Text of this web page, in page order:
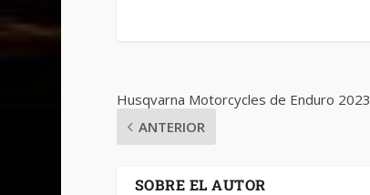
Husqvarna Motorcycles de Enduro 2023
ANTERIOR
SOBRE EL AUTOR